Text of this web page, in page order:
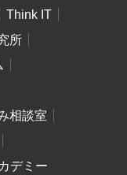
Think IT
所
相談室
デミー